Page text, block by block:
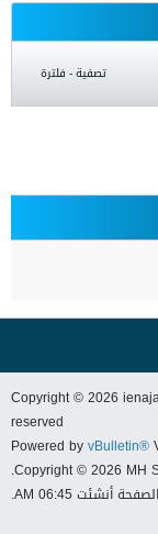
تصفية - فلترة
Copyright © 2026
reserved
Powered byvBulletin®
Copyright © 2026 MH